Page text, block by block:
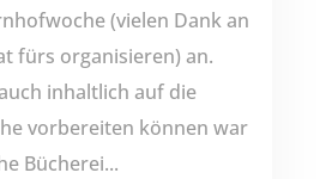
(vielen Dank an
fürs organisieren) an.
inhaltlich auf die
vorbereiten können war
Bücherei...